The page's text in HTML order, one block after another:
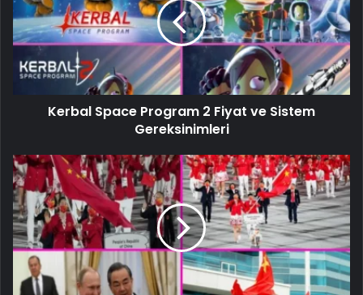
Kerbal Space Program 2 Fiyat ve Sistem
Gereksinimleri